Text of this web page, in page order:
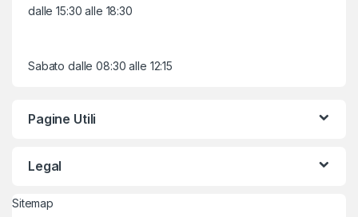
dalle 15:30 alle 18:30
Sabato dalle 08:30 alle 12:15
Pagine Utili
Legal
Sitemap